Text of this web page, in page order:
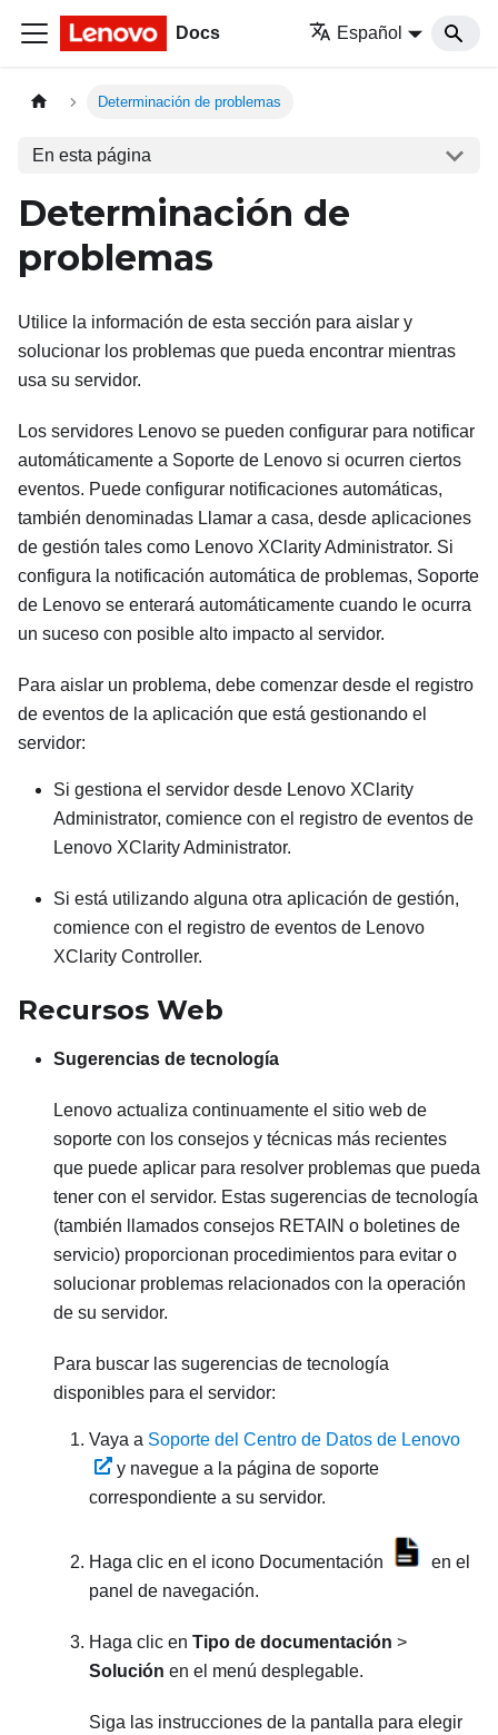
Docs Español
Determinación de problemas
En esta página
Determinación de
problemas
Utilice la información de esta sección para aislar y
solucionar los problemas que pueda encontrar mientras
usa su servidor.
Los servidores Lenovo se pueden configurar para notificar
automáticamente a Soporte de Lenovo si ocurren ciertos
eventos. Puede configurar notificaciones automáticas,
también denominadas Llamar a casa, desde aplicaciones
de gestión tales como Lenovo XClarity Administrator. Si
configura la notificación automática de problemas, Soporte
de Lenovo se enterará automáticamente cuando le ocurra
un suceso con posible alto impacto al servidor.
Para aislar un problema, debe comenzar desde el registro
de eventos de la aplicación que está gestionando el
servidor:
Si gestiona el servidor desde Lenovo XClarity
Administrator, comience con el registro de eventos de
Lenovo XClarity Administrator.
Si está utilizando alguna otra aplicación de gestión,
comience con el registro de eventos de Lenovo
XClarity Controller.
Recursos Web
Sugerencias de tecnología
Lenovo actualiza continuamente el sitio web de
soporte con los consejos y técnicas más recientes
que puede aplicar para resolver problemas que pueda
tener con el servidor. Estas sugerencias de tecnología
(también llamados consejos RETAIN o boletines de
servicio) proporcionan procedimientos para evitar o
solucionar problemas relacionados con la operación
de su servidor.
Para buscar las sugerencias de tecnología
disponibles para el servidor:
Vaya a Soporte del Centro de Datos de Lenovo
y navegue a la página de soporte
correspondiente a su servidor.
Haga clic en el icono Documentación
en el
panel de navegación.
Haga clic en Tipo de documentación >
Solución en el menú desplegable.
Siga las instrucciones de la pantalla para elegir